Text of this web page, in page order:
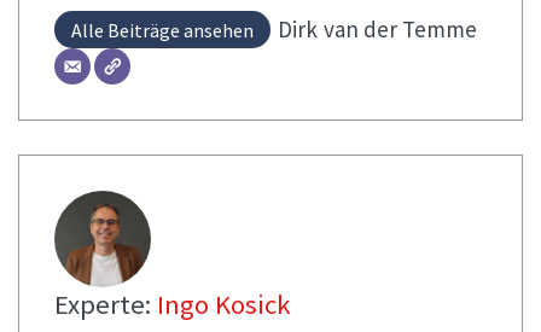
Alle Beiträge ansehen Dirk van der Temme
Experte: Ingo Kosick